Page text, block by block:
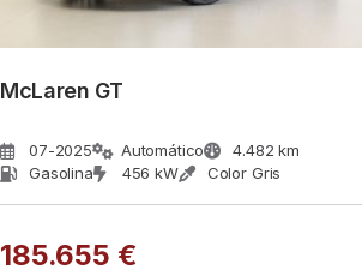
McLaren GT
07-2025 Automático
4.482 km
Gasolina
456 kW Color Gris
185.655 €